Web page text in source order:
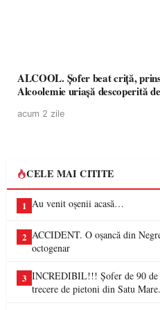
ALCOOL. Șofer beat criță,
Alcoolemie uriașă descoperită
acum 2 zile
CELE MAI CITITE
1 Au venit oșenii acasă…
2 ACCIDENT. O oșancă din
octogenar
3 INCREDIBIL!!! Șofer de 90 de
trecere de pietoni din Satu